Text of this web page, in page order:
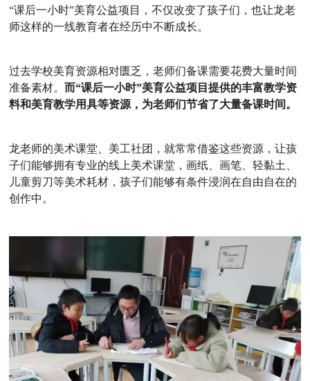
“课后一小时”美育公益项目，不仅改变了孩子们，也让龙老
师这样的一线教育者在经历中不断成长。
过去学校美育资源相对匮乏，老师们备课需要花费大量时间
准备素材。而“课后一小时”美育公益项目提供的丰富教学资
料和美育教学用具等资源，为老师们节省了大量备课时间。
龙老师的美术课堂、美工社团，就常常借鉴这些资源，让孩
子们能够拥有专业的线上美术课堂，画纸、画笔、轻黏土、
儿童剪刀等美术耗材，孩子们能够有条件浸润在自由自在的
创作中。